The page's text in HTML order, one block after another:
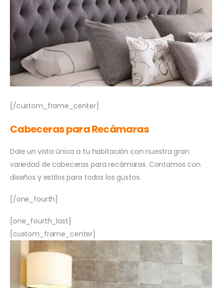
[/custom_frame_center]
Cabeceras para Recámaras
Dale un vista única a tu habitación con nuestra gran
variedad de cabeceras para recámaras. Contamos con
diseños y estilos para todos los gustos.
[/one_fourth]
[one_fourth_last]
[custom_frame_center]